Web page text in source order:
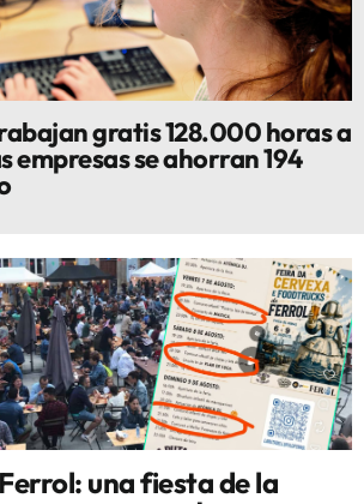
gratis 128.000 horas a
empresas se ahorran 194
una fiesta de la